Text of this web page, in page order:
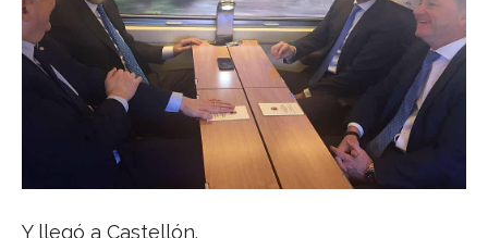
Y llegó a Castellón.